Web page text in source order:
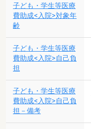
子ども・学生等医療
費助成<入院>対象年
齢
子ども・学生等医療
費助成<入院>自己負
担
子ども・学生等医療
費助成<入院>自己負
担－備考